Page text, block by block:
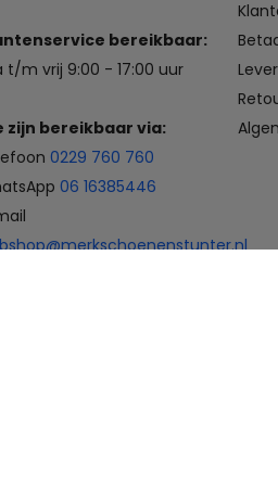
bereikbaar:
t/m vrij 9:00 - 17:00 uur
zijn bereikbaar via:
0229 760 760
06 16385446